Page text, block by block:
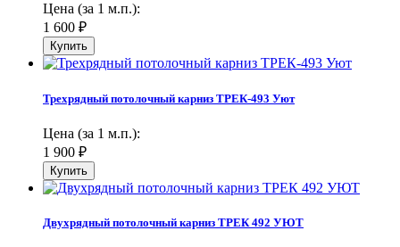
Цена (за 1 м.п.):
1 600 ₽
Трехрядный потолочный карниз ТРЕК-493 Уют
Цена (за 1 м.п.):
1 900 ₽
Двухрядный потолочный карниз ТРЕК 492 УЮТ